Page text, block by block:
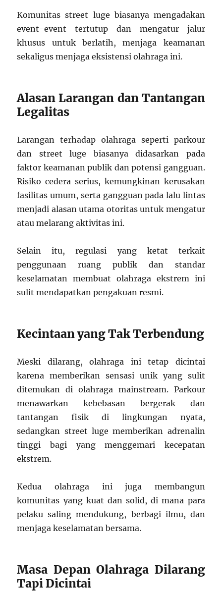
Komunitas street luge biasanya mengadakan
event-event tertutup dan mengatur jalur
khusus untuk berlatih, menjaga keamanan
sekaligus menjaga eksistensi olahraga ini.
Alasan Larangan dan Tantangan
Legalitas
Larangan terhadap olahraga seperti parkour
dan street luge biasanya didasarkan pada
faktor keamanan publik dan potensi gangguan.
Risiko cedera serius, kemungkinan kerusakan
fasilitas umum, serta gangguan pada lalu lintas
menjadi alasan utama otoritas untuk mengatur
atau melarang aktivitas ini.
Selain itu, regulasi yang ketat terkait
penggunaan ruang publik dan standar
keselamatan membuat olahraga ekstrem ini
sulit mendapatkan pengakuan resmi.
Kecintaan yang Tak Terbendung
Meski dilarang, olahraga ini tetap dicintai
karena memberikan sensasi unik yang sulit
ditemukan di olahraga mainstream. Parkour
menawarkan kebebasan bergerak dan
tantangan fisik di lingkungan nyata,
sedangkan street luge memberikan adrenalin
tinggi bagi yang menggemari kecepatan
ekstrem.
Kedua olahraga ini juga membangun
komunitas yang kuat dan solid, di mana para
pelaku saling mendukung, berbagi ilmu, dan
menjaga keselamatan bersama.
Masa Depan Olahraga Dilarang
Tapi Dicintai